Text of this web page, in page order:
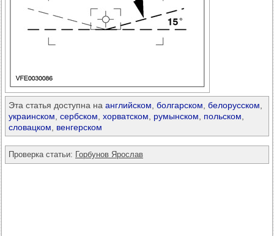
Эта статья доступна на английском болгарском белорусском
украинском сербском хорватском румынском польском
словацком
венгерском
Проверка статьи: Горбунов Ярослав